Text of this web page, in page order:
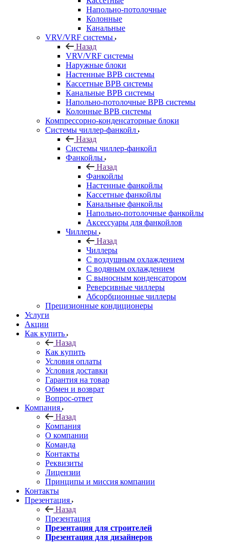
Напольно-потолочные
Колонные
Канальные
VRV/VRF системы
Назад
VRV/VRF системы
Наружные блоки
Настенные ВРВ системы
Кассетные ВРВ системы
Канальные ВРВ системы
Напольно-потолочные ВРВ системы
Колонные ВРВ системы
Компрессорно-конденсаторные блоки
Системы чиллер-фанкойл
Назад
Системы чиллер-фанкойл
Фанкойлы
Назад
Фанкойлы
Настенные фанкойлы
Кассетные фанкойлы
Канальные фанкойлы
Напольно-потолочные фанкойлы
Аксессуары для фанкойлов
Чиллеры
Назад
Чиллеры
С воздушным охлаждением
С водяным охлаждением
С выносным конденсатором
Реверсивные чиллеры
Абсорбционные чиллеры
Прецизионные кондиционеры
Услуги
Акции
Как купить
Назад
Как купить
Условия оплаты
Условия доставки
Гарантия на товар
Обмен и возврат
Вопрос-ответ
Компания
Назад
Компания
О компании
Команда
Контакты
Реквизиты
Лицензии
Принципы и миссия компании
Контакты
Презентация
Назад
Презентация
Презентация для строителей
Презентация для дизайнеров